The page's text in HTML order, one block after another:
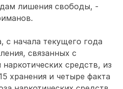
лишения свободы, -
начала текущего года
связанных с
средств, из
хранения и четыре факта